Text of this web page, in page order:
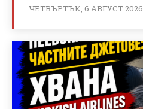
ЧЕТВЪРТЪК, 6 АВГУСТ 2026